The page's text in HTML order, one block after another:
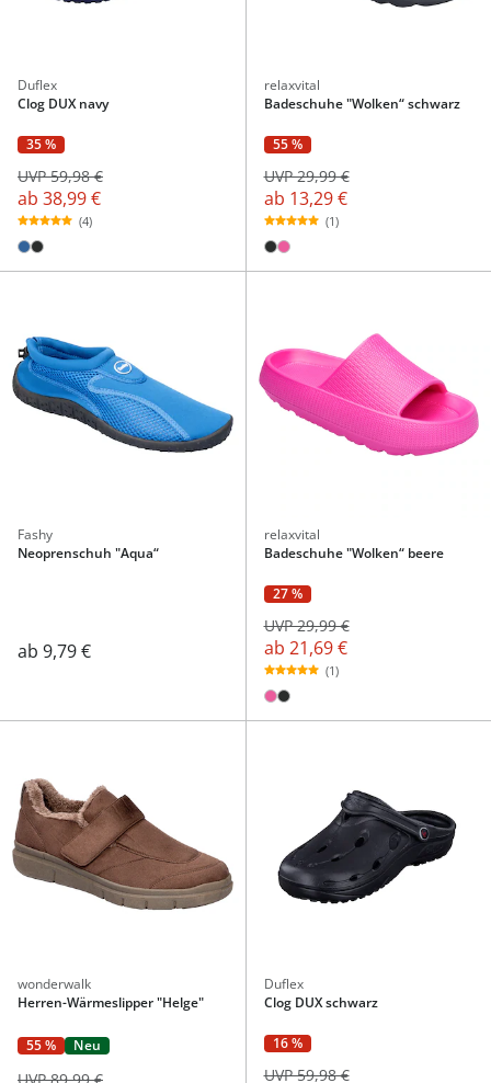
Duflex
Clog DUX navy
35 %
ab 38,99 €
UVP 59,98 €
(4)
relaxvital
Badeschuhe "Wolken“ schwarz
55 %
ab 13,29 €
UVP 29,99 €
(1)
Fashy
Neoprenschuh "Aqua“
ab 9,79 €
relaxvital
Badeschuhe "Wolken“ beere
27 %
ab 21,69 €
UVP 29,99 €
(1)
wonderwalk
Herren-Wärmeslipper "Helge"
55 % Neu
Duflex
Clog DUX schwarz
16 %
UVP 59,98 €